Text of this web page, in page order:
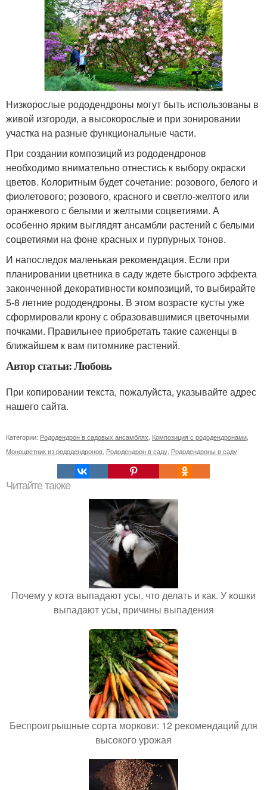
Низкорослые рододендроны могут быть использованы в
живой изгороди, а высокорослые и при зонировании
участка на разные функциональные части.
При создании композиций из рододендронов
необходимо внимательно отнестись к выбору окраски
цветов. Колоритным будет сочетание: розового, белого и
фиолетового; розового, красного и светло-желтого или
оранжевого с белыми и желтыми соцветиями. А
особенно ярким выглядят ансамбли растений с белыми
соцветиями на фоне красных и пурпурных тонов.
И напоследок маленькая рекомендация. Если при
планировании цветника в саду ждете быстрого эффекта
законченной декоративности композиций, то выбирайте
5-8 летние рододендроны. В этом возрасте кусты уже
сформировали крону с образовавшимися цветочными
почками. Правильнее приобретать такие саженцы в
ближайшем к вам питомнике растений.
Автор статьи: Любовь
При копировании текста, пожалуйста, указывайте адрес
нашего сайта.
Категории: Рододендрон в садовых ансамблях Композиция с рододендронами
Моноцветник из рододендронов Рододендрон в саду Рододендроны в саду
Читайте также
Почему у кота выпадают усы, что делать и как. У кошки
выпадают усы, причины выпадения
Беспроигрышные сорта моркови: 12 рекомендаций для
высокого урожая